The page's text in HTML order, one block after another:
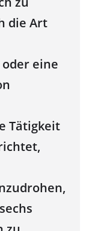
die Art
eine
Tätigkeit